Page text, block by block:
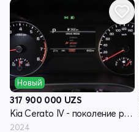
Новый
317 900 000 UZS
Kia Cerato IV - поколение рестайлинг
2024